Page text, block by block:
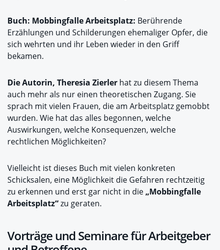
Buch: Mobbingfalle Arbeitsplatz: Berührende
Erzählungen und Schilderungen ehemaliger Opfer, die
sich wehrten und ihr Leben wieder in den Griff
bekamen.
Die Autorin, Theresia Zierler hat zu diesem Thema
auch mehr als nur einen theoretischen Zugang. Sie
sprach mit vielen Frauen, die am Arbeitsplatz gemobbt
wurden. Wie hat das alles begonnen, welche
Auswirkungen, welche Konsequenzen, welche
rechtlichen Möglichkeiten?
Vielleicht ist dieses Buch mit vielen konkreten
Schicksalen, eine Möglichkeit die Gefahren rechtzeitig
zu erkennen und erst gar nicht in die „Mobbingfalle
Arbeitsplatz“zu geraten.
Vorträge und Seminare für Arbeitgeber